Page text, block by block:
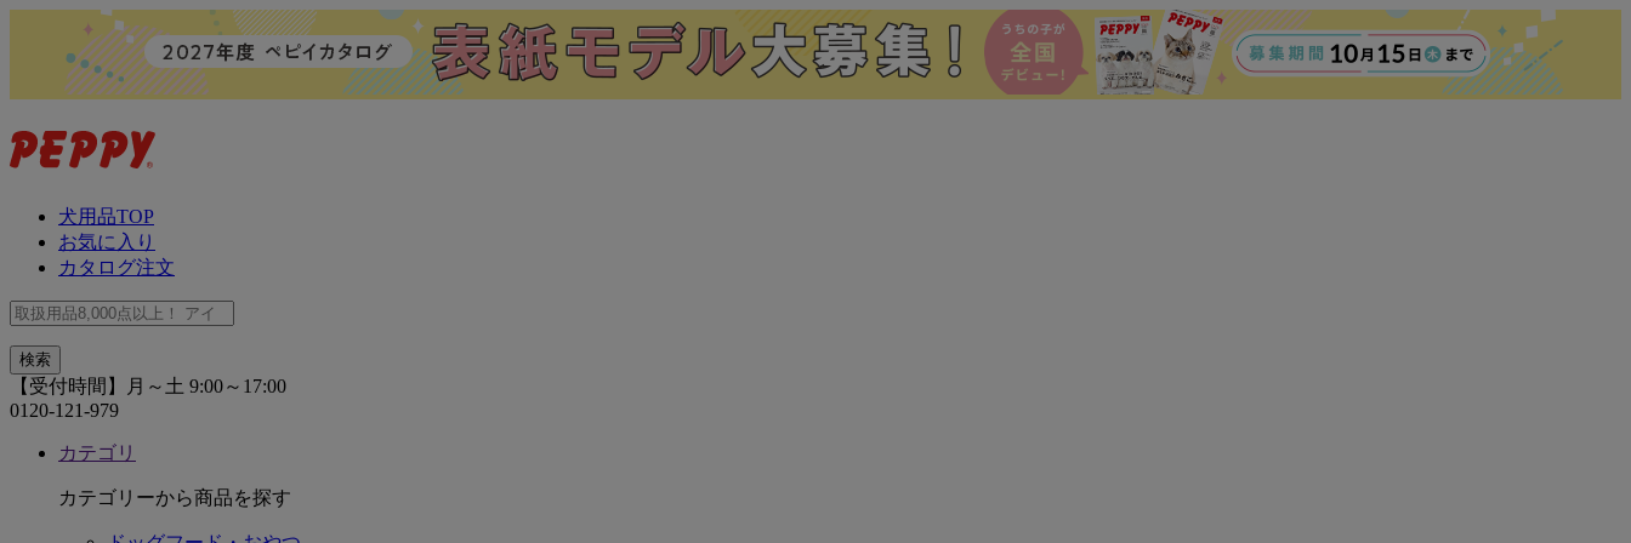
犬用品TOP
お気に入り
カタログ注文
【受付時間】月～土 9:00～17:00
0120-121-979
カテゴリ
カテゴリーから商品を探す